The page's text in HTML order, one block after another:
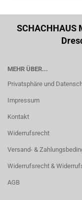
SCHACHHAUS
MEHR ÜBER...
Privatsphäre und
Impressum
Kontakt
Widerrufsrecht
Versand- &
Widerrufsrecht &
AGB